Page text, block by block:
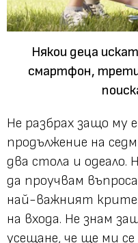
Някои деца
смартфон,
Не разбрах защо му
продължение на
два стола и одеало.
да проучвам
най-важният
на входа. Не знам
усещане, че ще ми